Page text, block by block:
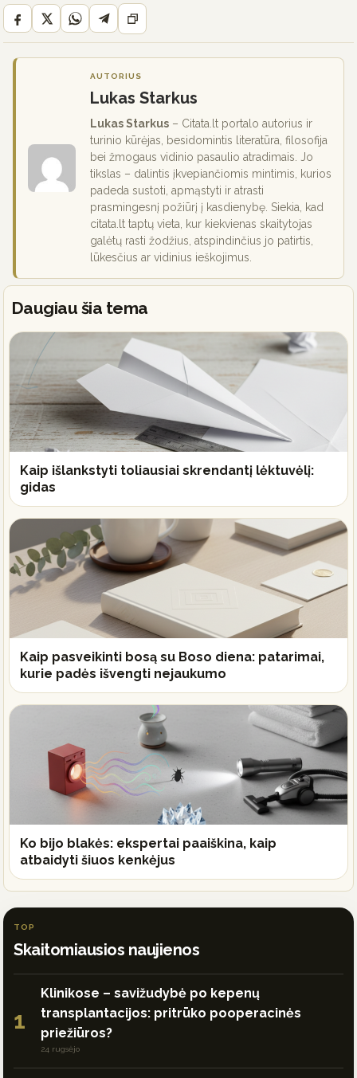
AUTORIUS
Lukas Starkus
Lukas Starkus – Citata.lt portalo autorius ir
turinio kūrėjas, besidomintis literatūra, filosofija
bei žmogaus vidinio pasaulio atradimais. Jo
tikslas – dalintis įkvepiančiomis mintimis, kurios
padeda sustoti, apmąstyti ir atrasti
prasmingesnį požiūrį į kasdienybę. Siekia, kad
citata.lt taptų vieta, kur kiekvienas skaitytojas
galėtų rasti žodžius, atspindinčius jo patirtis,
lūkesčius ar vidinius ieškojimus.
Daugiau šia tema
Kaip išlankstyti toliausiai skrendantį lėktuvėlį:
gidas
Kaip pasveikinti bosą su Boso diena: patarimai,
kurie padės išvengti nejaukumo
Ko bijo blakės: ekspertai paaiškina, kaip
atbaidyti šiuos kenkėjus
TOP
Skaitomiausios naujienos
1
Klinikose – savižudybė po kepenų
transplantacijos: pritrūko pooperacinės
priežiūros?
24 rugsėjo